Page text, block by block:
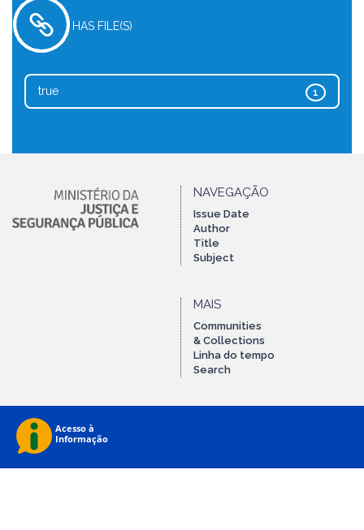
HAS FILE(S)
1
true
NAVEGAÇÃO
Issue Date
Author
Title
Subject
MAIS
Communities
& Collections
Linha do tempo
Search